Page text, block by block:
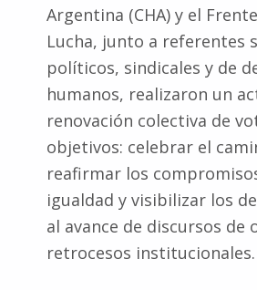
Argentina (CHA) y el
Lucha, junto a referentes
políticos, sindicales y de
humanos, realizaron un
renovación colectiva de
objetivos: celebrar el
reafirmar los
igualdad y visibilizar los
al avance de discursos de
retrocesos institucionales.